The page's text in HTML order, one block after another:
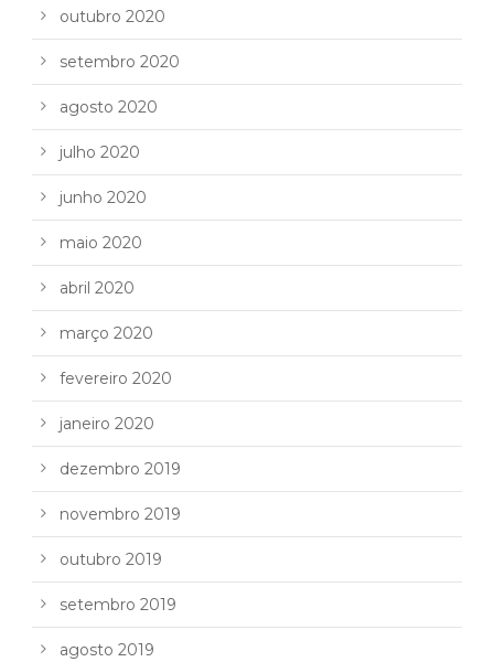
outubro 2020
setembro 2020
agosto 2020
julho 2020
junho 2020
maio 2020
abril 2020
março 2020
fevereiro 2020
janeiro 2020
dezembro 2019
novembro 2019
outubro 2019
setembro 2019
agosto 2019